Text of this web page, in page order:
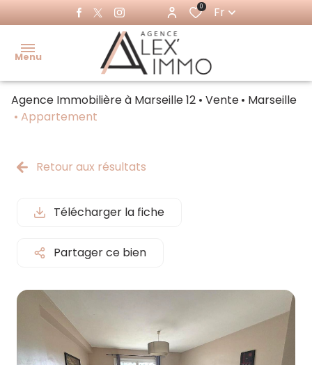
0 Fr
Menu
Accueil
Louer
Immo
pro
immo
immo pro
Estimer
Faire
gérer
agence
Agence Immobilière à Marseille 12 Vente
Marseille
Appartement
Retour aux résultats
Télécharger la fiche
Partager ce bien